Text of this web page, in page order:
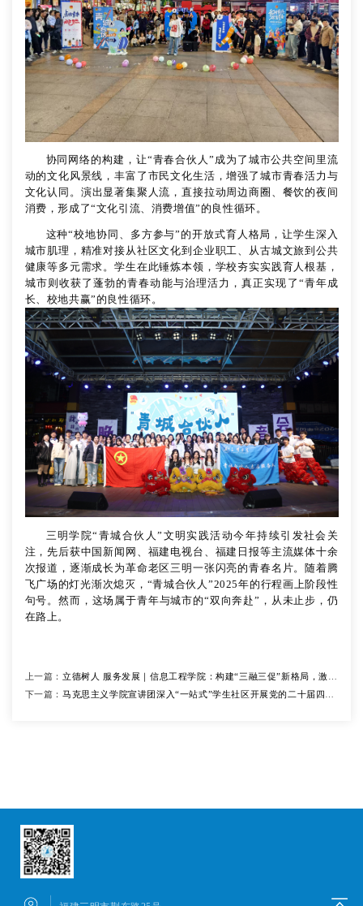
协同网络的构建， 让“青春合伙人” 成为了城市公共空间里流
动的文化风景线，丰富了市民文化生活，增强了城市青春活力与
文化认同 。 演出显著集聚人流，直接拉动周边商圈、餐饮的夜间
消费，形成了“文化引流、消费增值” 的良性循环。
这种“校地协同、多方参与”的开放式育人格局，让学生深入
城市肌理，精准对接从社区文化到企业职工、从古城文旅到公共
健康等多元需求。学生在此锤炼本领，学校夯实实践育人根基，
城市则收获了蓬勃的青春动能与治理活力，真正实现了“青年成
长、校地共赢”的良性循环。
三明学院“青城合伙人”文明实践活动今年持续引发社会关
注，先后获中国新闻网、福建电视台、福建日报等主流媒体十余
次报道，逐渐成长为革命老区三明一张闪亮的青春名片。随着腾
飞广场的灯光渐次熄灭，“青城合伙人”2025年的行程画上阶段性
句号。然而，这场属于青年与城市的“双向奔赴”，从未止步，仍
在路上。
上一篇： 立德树人 服务发展｜信息工程学院：构建“三融三促”新格局，激活
人才培养新动能
下一篇： 马克思主义学院宣讲团深入“一站式”学生社区开展党的二十届四中